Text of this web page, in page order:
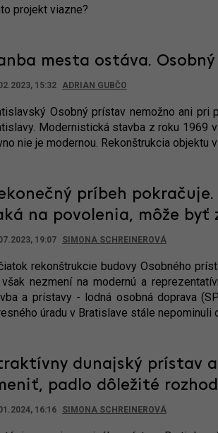
projekt viazne?
mesta ostáva.
15:32 ADRIAN GUBČO
Osobný prístav nemožno ani pri
Modernistická stavba z roku 1969
nie je modernou. Rekonštrukcia objektu
príbeh
na povolenia, môže byť
19:07 SIMONA SCHREINEROVÁ
rekonštrukcie budovy Osobného
nezmení na modernú a
a prístavy - lodná osobná doprava
úradu v Bratislave stále nepominuli
dunajský prístav
padlo dôležité
16:16 SIMONA SCHREINEROVÁ